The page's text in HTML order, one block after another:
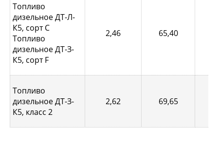
Топливо
дизельное ДТ-Л-
К5, сорт С
Топливо
дизельное ДТ-З-
К5, сорт F
2,46 65,40
Топливо
дизельное ДТ-З-
К5, класс 2
2,62 69,65